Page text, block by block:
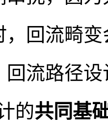
，回流畸
回流路径
的共同基